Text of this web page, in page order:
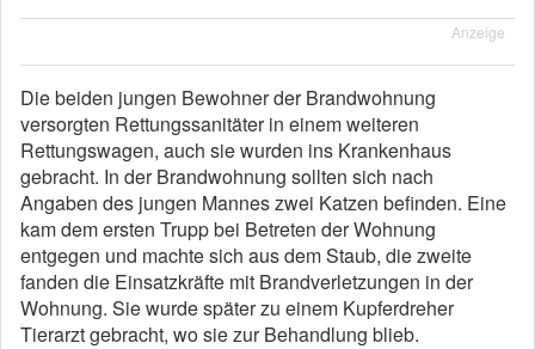
Anzeige
Die beiden jungen Bewohner der Brandwohnung
versorgten Rettungssanitäter in einem weiteren
Rettungswagen, auch sie wurden ins Krankenhaus
gebracht. In der Brandwohnung sollten sich nach
Angaben des jungen Mannes zwei Katzen befinden. Eine
kam dem ersten Trupp bei Betreten der Wohnung
entgegen und machte sich aus dem Staub, die zweite
fanden die Einsatzkräfte mit Brandverletzungen in der
Wohnung. Sie wurde später zu einem Kupferdreher
Tierarzt gebracht, wo sie zur Behandlung blieb.